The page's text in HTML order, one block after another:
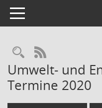
Toggle navigation
RSS-Feed
Umwelt- und
Termine 2020